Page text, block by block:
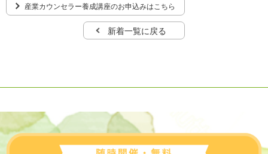
産業カウンセラー養成講座のお申込みはこちら
新着一覧に戻る